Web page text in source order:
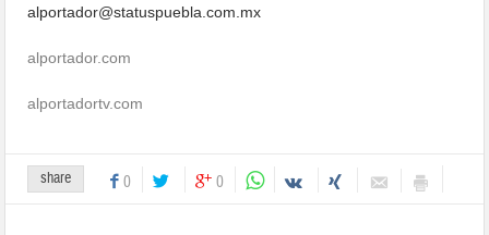
alportador@statuspuebla.com.mx
alportador.com
alportadortv.com
share 0 0